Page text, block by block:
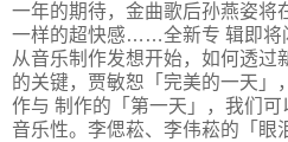
一年的期待，金曲歌后孙燕姿将
一样的超快感……全新专 辑即将
从音乐制作发想开始，如何透过
的关键，贾敏恕「完美的一天」
作与 制作的「第一天」，我们
音乐性。李偲菘、李伟菘的「